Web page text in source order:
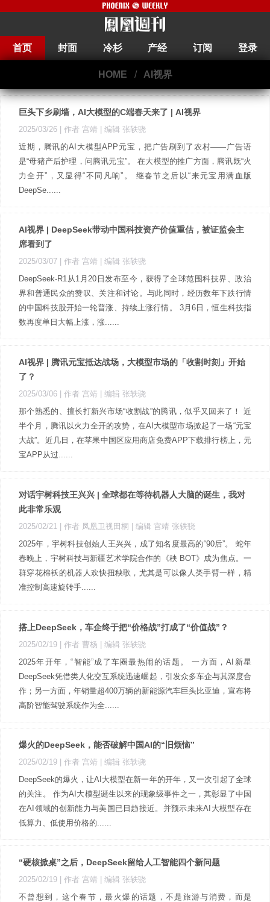
首页 封面 冷杉 产经 订阅 登录
HOME / AI视界
巨头下乡刷墙，AI大模型的C端春天来了 | AI视界
2025/03/26 | 作者 宫靖
| 编辑 张轶骁
近期，腾讯的AI大模型APP元宝，把广告刷到了农村——广告语
是“母猪产后护理，问腾讯元宝”。 在大模型的推广方面，腾讯既“火
力全开”，又显得“不同凡响”。 继春节之后以“来元宝用满血版
DeepSe......
AI视界 | DeepSeek带动中国科技资产价值重估，被证监会主
席看到了
2025/03/07 | 作者 宫靖
| 编辑 张轶骁
DeepSeek-R1从1月20日发布至今，获得了全球范围科技界、政治
界和普通民众的赞叹、关注和讨论。与此同时，经历数年下跌行情
的中国科技股开始一轮普涨、持续上涨行情。 3月6日，恒生科技指
数再度单日大幅上涨，涨......
AI视界 | 腾讯元宝抵达战场，大模型市场的「收割时刻」开始
了？
2025/03/06 | 作者 宫靖
| 编辑 张轶骁
那个熟悉的、擅长打新兴市场“收割战”的腾讯，似乎又回来了！ 近
半个月，腾讯以火力全开的攻势，在AI大模型市场掀起了一场“元宝
大战”。近几日，在苹果中国区应用商店免费APP下载排行榜上，元
宝APP从过......
对话宇树科技王兴兴 | 全球都在等待机器人大脑的诞生，我对
此非常乐观
2025/02/21 | 作者 凤凰卫视田桐
| 编辑 宫靖 张轶骁
2025年，宇树科技创始人王兴兴，成了知名度最高的“90后”。 蛇年
春晚上，宇树科技与新疆艺术学院合作的《秧 BOT》成为焦点。一
群穿花棉袄的机器人欢快扭秧歌，尤其是可以像人类手臂一样，精
准控制高速旋转手......
搭上DeepSeek，车企终于把“价格战”打成了“价值战”？
2025/02/19 | 作者 曹杨
| 编辑 张轶骁
2025年开年，“智能”成了车圈最热闹的话题。 一方面，AI新星
DeepSeek凭借类人化交互系统迅速崛起，引发众多车企与其深度合
作；另一方面，年销量超400万辆的新能源汽车巨头比亚迪，宣布将
高阶智能驾驶系统作为全......
爆火的DeepSeek，能否破解中国AI的“旧烦恼”
2025/02/19 | 作者 宫靖
| 编辑 张轶骁
DeepSeek的爆火，让AI大模型在新一年的开年，又一次引起了全球
的关注。 作为AI大模型诞生以来的现象级事件之一，其彰显了中国
在AI领域的创新能力与美国已日趋接近。并预示未来AI大模型存在
低算力、低使用价格的......
“硬核掀桌”之后，DeepSeek留给人工智能四个新问题
2025/02/19 | 作者 宫靖
| 编辑 张轶骁
不曾想到，这个春节，最火爆的话题，不是旅游与消费，而是